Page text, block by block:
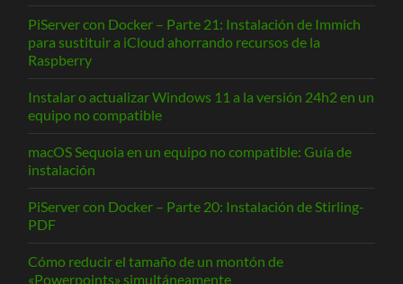
PiServer con Docker – Parte 21: Instalación de Immich
para sustituir a iCloud ahorrando recursos de la
Raspberry
Instalar o actualizar Windows 11 a la versión 24h2 en un
equipo no compatible
macOS Sequoia en un equipo no compatible: Guía de
instalación
PiServer con Docker – Parte 20: Instalación de Stirling-
PDF
Cómo reducir el tamaño de un montón de
«Powerpoints» simultáneamente